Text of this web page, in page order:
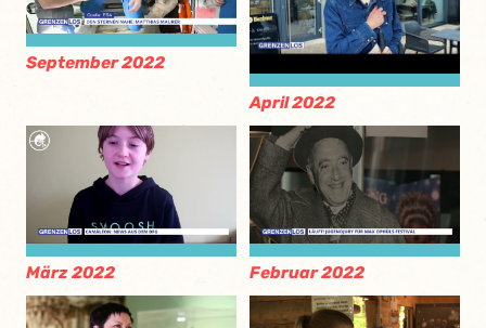
September 2022
April 2022
März 2022 Februar 2022